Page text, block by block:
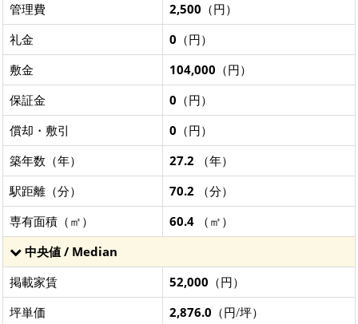
管理費
2,500 （円）
礼金
0 （円）
敷金
104,000 （円）
保証金
0 （円）
償却・敷引
0 （円）
築年数（年）
27.2 （年）
駅距離（分）
70.2 （分）
専有面積（㎡）
60.4 （㎡）
中央値 / Median
掲載家賃
52,000 （円）
坪単価
2,876.0 （円/坪）